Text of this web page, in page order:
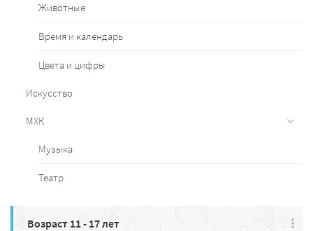
Животные
Время и календарь
Цвета и цифры
Искусство
МХК
Музыка
Театр
Возраст 11 - 17 лет